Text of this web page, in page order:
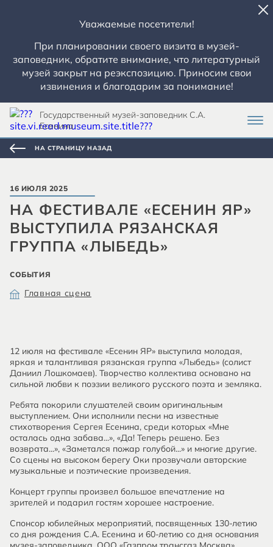
Уважаемые посетители!
При планировании своего визита в музей-
заповедник, обратите внимание, что литературный
музей закрыт на реэкспозицию. Приносим свои
извинения и благодарим за понимание!
Государственный музей-заповедник С.А.
Есенина
НА СТРАНИЦУ НАЗАД
16 ИЮЛЯ 2025
НА ФЕСТИВАЛЕ «ЕСЕНИН ЯР»
ВЫСТУПИЛА РЯЗАНСКАЯ
ГРУППА «ЛЫБЕДЬ»
СОБЫТИЯ
Главная сцена
12 июля на фестивале «Есенин ЯР» выступила молодая,
яркая и талантливая рязанская группа «Лыбедь» (солист
Даниил Лошкомаев). Творчество коллектива основано на
сильной любви к поэзии великого русского поэта и земляка.
Ребята покорили слушателей своим оригинальным
выступлением. Они исполнили песни на известные
стихотворения Сергея Есенина, среди которых «Мне
осталась одна забава...», «Да! Теперь решено. Без
возврата...», «Заметался пожар голубой...» и многие другие.
Со сцены на высоком берегу Оки прозвучали авторские
музыкальные и поэтические произведения.
Концерт группы произвел большое впечатление на
зрителей и подарил гостям хорошее настроение.
Спонсор юбилейных мероприятий, посвященных 130-летию
со дня рождения С.А. Есенина и 60-летию со дня основания